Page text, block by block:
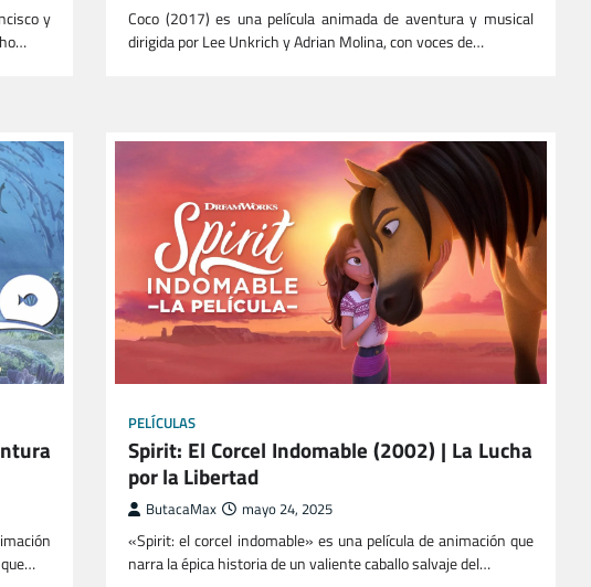
y
Coco (2017) es una película animada de aventura y musical
dirigida por Lee Unkrich y Adrian Molina, con voces de…
PELÍCULAS
Spirit: El Corcel Indomable (2002) | La Lucha
por la Libertad
ButacaMax mayo 24, 2025
«Spirit: el corcel indomable» es una película de animación que
narra la épica historia de un valiente caballo salvaje del…